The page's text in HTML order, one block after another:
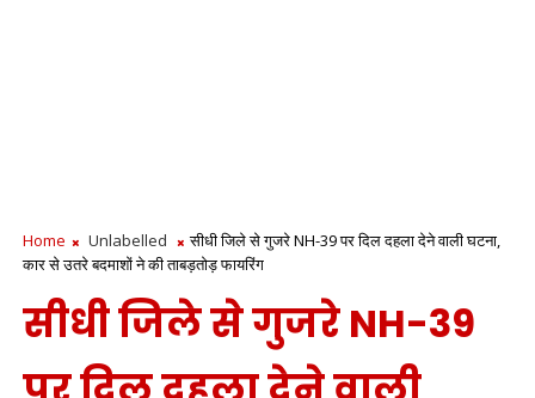
Home Unlabelled
सीधी जिले से गुजरे NH-39 पर दिल दहला देने वाली घटना,
कार से उतरे बदमाशों ने की ताबड़तोड़ फायरिंग
सीधी जिले से गुजरे NH-39